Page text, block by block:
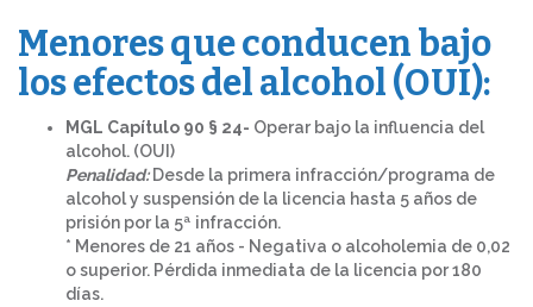
Menores que conducen bajo
los efectos del alcohol (OUI):
MGL Capítulo 90 § 24- Operar bajo la influencia del
alcohol. (OUI)
Penalidad: Desde la primera infracción/programa de
alcohol y suspensión de la licencia hasta 5 años de
prisión por la 5ª infracción.
* Menores de 21 años - Negativa o alcoholemia de 0,02
o superior. Pérdida inmediata de la licencia por 180
días.